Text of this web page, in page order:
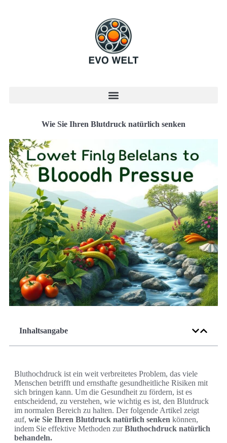
Wie Sie Ihren Blutdruck natürlich senken
Inhaltsangabe
Bluthochdruck ist ein weit verbreitetes Problem, das viele
Menschen betrifft und ernsthafte gesundheitliche Risiken mit
sich bringen kann. Um die Gesundheit zu fördern, ist es
entscheidend, zu verstehen, wie wichtig es ist, den Blutdruck
im normalen Bereich zu halten. Der folgende Artikel zeigt
auf, wie Sie Ihren Blutdruck natürlich senken können,
indem Sie effektive Methoden zurBluthochdruck natürlich
behandeln.